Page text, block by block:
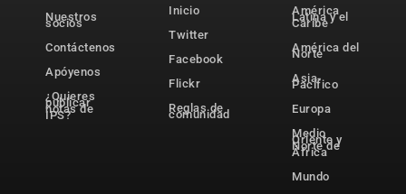
Nuestros
socios
Contáctenos
Apóyenos
¿Quieres
publicar
notas de
IPS?
Inicio
Twitter
Facebook
Flickr
Reglas de
comunidad
América
Latina y el
Caribe
América del
Norte
Asia-
Pacífico
Europa
Medio
Oriente y
Norte de
África
Mundo